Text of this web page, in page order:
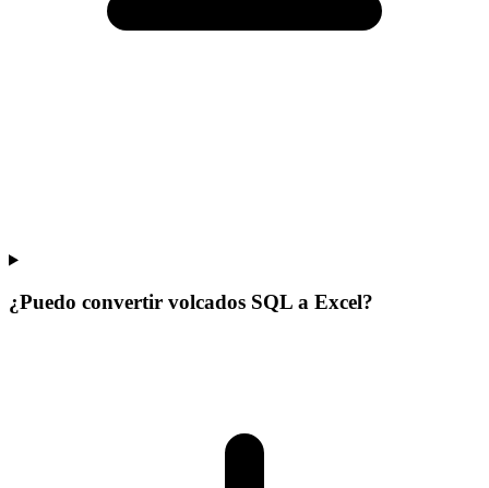
¿Puedo convertir volcados SQL a Excel?